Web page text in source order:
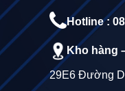
Hotline :
Kho hàng
29E6 Đường